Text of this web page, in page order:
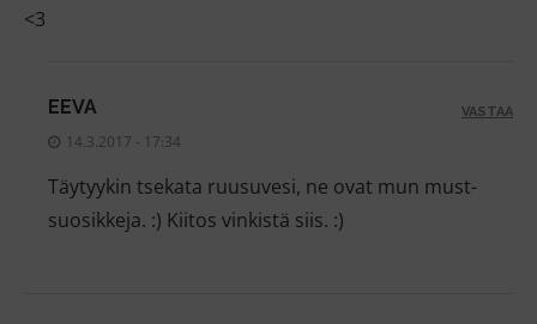
<3
EEVA
14.3.2017 - 17:34
Täytyykin tsekata ruusuvesi, ne ovat mun must-
suosikkeja. :) Kiitos vinkistä siis. :)
VASTAA